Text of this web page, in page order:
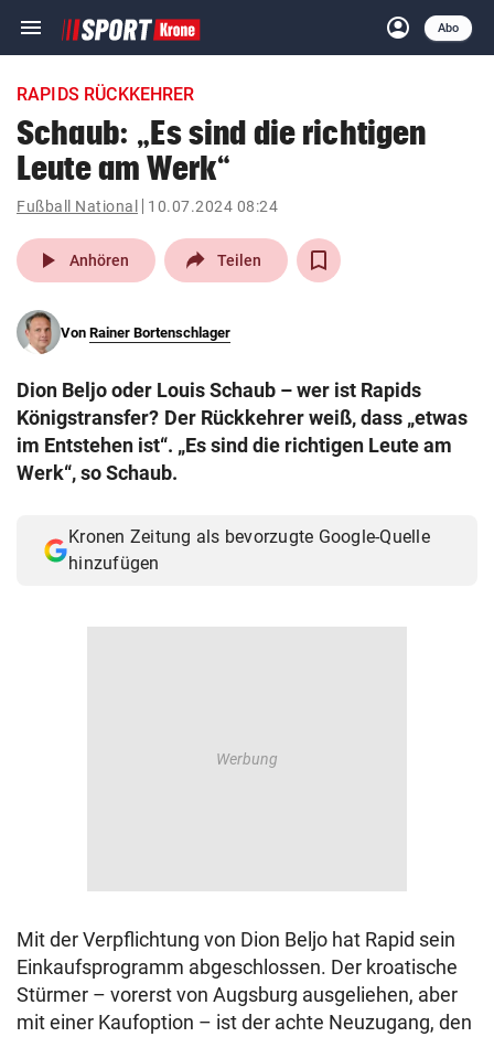
menu Navigation
ein-/ausklappen
account_circle
Anmelden
Abo
close Schließen
account_circle Anmelden
pin_drop
Wien arrow_right
search
eingeben
Muthgasse 2, 1190 Wien
RAPIDS RÜCKKEHRER
Schaub: „Es sind die richtigen
Leute am Werk“
Fußball National 10.07.2024 08:24
play_arrow Anhören Teilen
Von Rainer Bortenschlager
Dion Beljo oder Louis Schaub – wer ist Rapids
Königstransfer? Der Rückkehrer weiß, dass „etwas
im Entstehen ist“. „Es sind die richtigen Leute am
Werk“, so Schaub.
Kronen Zeitung als bevorzugte Google-Quelle
hinzufügen
Mit der Verpflichtung von Dion Beljo hat Rapid sein
Einkaufsprogramm abgeschlossen. Der kroatische
Stürmer – vorerst von Augsburg ausgeliehen, aber
mit einer Kaufoption – ist der achte Neuzugang, den